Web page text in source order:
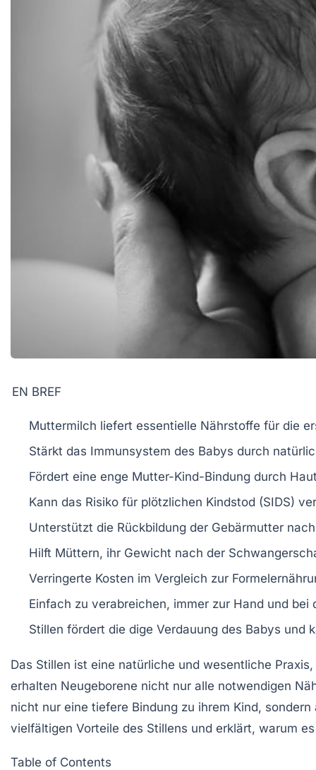
EN BREF
Muttermilch liefert essentielle Nährstoffe für die
Stärkt das Immunsystem des Babys durch
Fördert eine enge Mutter-Kind-Bindung durch
Kann das Risiko für plötzlichen Kindstod (SIDS)
Unterstützt die Rückbildung der Gebärmutter
Hilft Müttern, ihr Gewicht nach der
Verringerte Kosten im Vergleich zur
Einfach zu verabreichen, immer zur Hand und bei
Stillen fördert die dige Verdauung des Babys und
Das Stillen ist eine natürliche und wesentliche
erhalten Neugeborene nicht nur alle notwendigen
nicht nur eine tiefere Bindung zu ihrem Kind,
vielfältigen Vorteile des Stillens und erklärt, warum
Table of Contents